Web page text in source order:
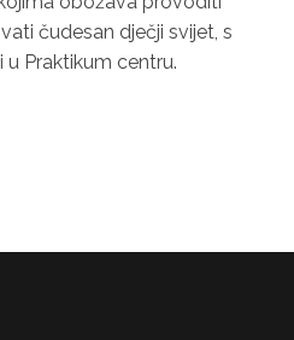
čudesan dječji svijet, s
u Praktikum centru.